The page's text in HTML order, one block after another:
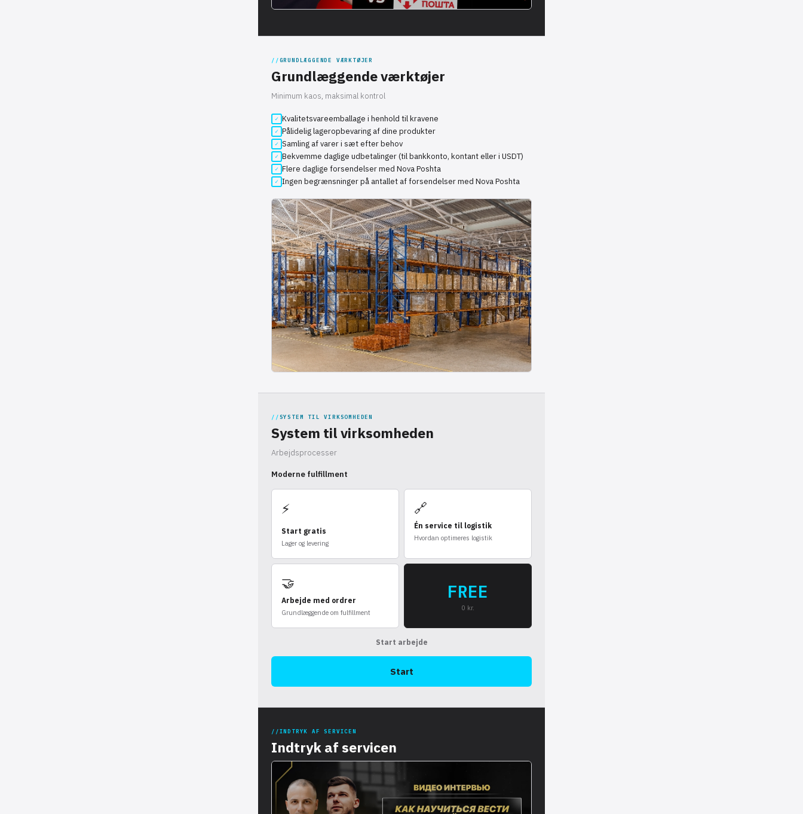
GRUNDLÆGGENDE VÆRKTØJER
Grundlæggende værktøjer
Minimum kaos, maksimal kontrol
Kvalitetsvareemballage i henhold til kravene
Pålidelig lageropbevaring af dine produkter
Samling af varer i sæt efter behov
Bekvemme daglige udbetalinger (til bankkonto, kontant eller i USDT)
Flere daglige forsendelser med Nova Poshta
Ingen begrænsninger på antallet af forsendelser med Nova Poshta
SYSTEM TIL VIRKSOMHEDEN
System til virksomheden
Arbejdsprocesser
Moderne fulfillment
⚡
Start gratis
Lager og levering
🔗
Én service til logistik
Hvordan optimeres logistik
🤝
Arbejde med ordrer
Grundlæggende om fulfillment
FREE
0 kr.
Start arbejde
Start
INDTRYK AF SERVICEN
Indtryk af servicen